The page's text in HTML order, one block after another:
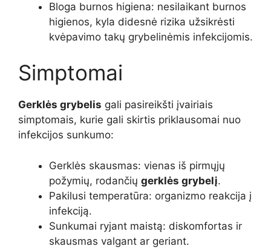
Bloga burnos higiena: nesilaikant burnos
higienos, kyla didesnė rizika užsikrėsti
kvėpavimo takų grybelinėmis infekcijomis.
Simptomai
Gerklės grybelis gali pasireikšti įvairiais
simptomais, kurie gali skirtis priklausomai nuo
infekcijos sunkumo:
Gerklės skausmas: vienas iš pirmųjų
požymių, rodančių gerklės grybelį.
Pakilusi temperatūra: organizmo reakcija į
infekciją.
Sunkumai ryjant maistą: diskomfortas ir
skausmas valgant ar geriant.